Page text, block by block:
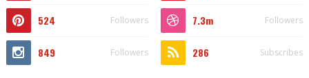
524 Followers 7.3m Followers
849 Followers 286 Subscribes